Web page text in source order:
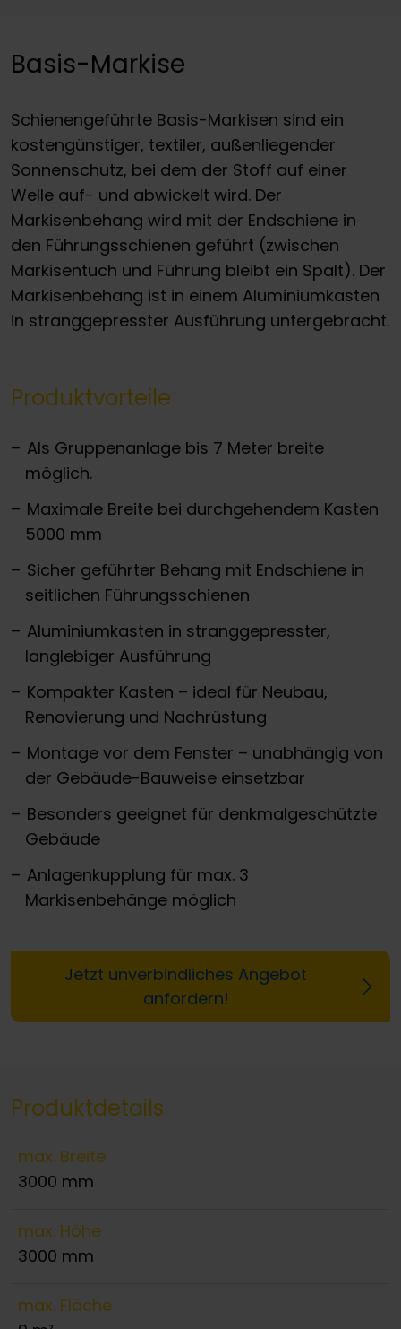
Basis-Markise
Schienengeführte Basis-Markisen sind ein
kostengünstiger, textiler, außenliegender
Sonnenschutz, bei dem der Stoff auf einer
Welle auf- und abwickelt wird. Der
Markisenbehang wird mit der Endschiene in
den Führungsschienen geführt (zwischen
Markisentuch und Führung bleibt ein Spalt). Der
Markisenbehang ist in einem Aluminiumkasten
in stranggepresster Ausführung untergebracht.
Produktvorteile
Als Gruppenanlage bis 7 Meter breite
möglich.
Maximale Breite bei durchgehendem Kasten
5000 mm
Sicher geführter Behang mit Endschiene in
seitlichen Führungsschienen
Aluminiumkasten in stranggepresster,
langlebiger Ausführung
Kompakter Kasten – ideal für Neubau,
Renovierung und Nachrüstung
Montage vor dem Fenster – unabhängig von
der Gebäude-Bauweise einsetzbar
Besonders geeignet für denkmalgeschützte
Gebäude
Anlagenkupplung für max. 3
Markisenbehänge möglich
Jetzt unverbindliches Angebot
anfordern!
Produktdetails
max. Breite
3000 mm
max. Höhe
3000 mm
max. Fläche